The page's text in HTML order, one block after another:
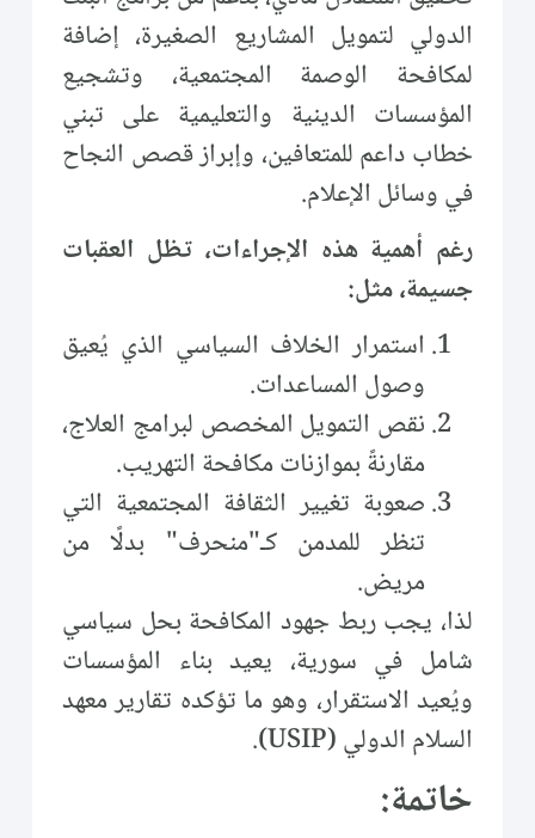
الدولي لتمويل المشاريع الصغيرة، إضافة
لمكافحة الوصمة المجتمعية، وتشجيع
المؤسسات الدينية والتعليمية على تبني
خطاب داعم للمتعافين، وإبراز قصص النجاح
في وسائل الإعلام.
رغم أهمية هذه الإجراءات، تظل العقبات
جسيمة، مثل:
استمرار الخلاف السياسي الذي يُعيق
وصول المساعدات.
نقص التمويل المخصص لبرامج العلاج،
مقارنةً بموازنات مكافحة التهريب.
صعوبة تغيير الثقافة المجتمعية التي
تنظر للمدمن كـ"منحرف" بدلًا من
مريض.
لذا، يجب ربط جهود المكافحة بحل سياسي
شامل في سورية، يعيد بناء المؤسسات
ويُعيد الاستقرار، وهو ما تؤكده تقارير معهد
السلام الدولي (USIP).
خاتمة: